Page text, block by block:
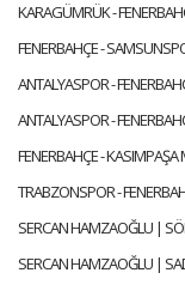
KARAGÜMRÜK -
FENERBAHÇE -
ANTALYASPOR -
ANTALYASPOR -
FENERBAHÇE -
TRABZONSPOR -